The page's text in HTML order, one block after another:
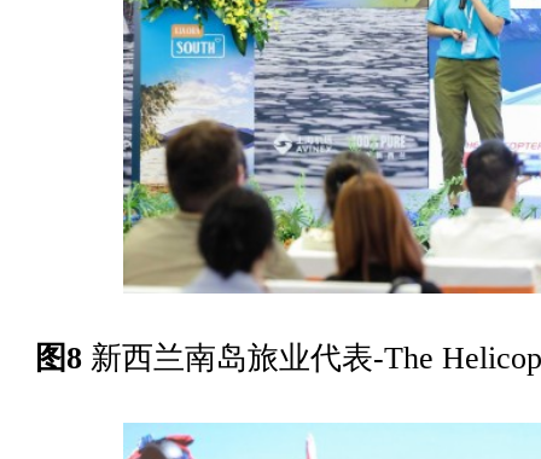
图8 新西兰南岛旅业代表-The